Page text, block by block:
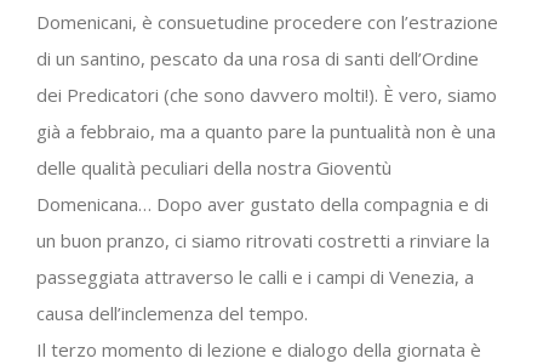
Domenicani, è consuetudine procedere con l’estrazione
di un santino, pescato da una rosa di santi dell’Ordine
dei Predicatori (che sono davvero molti!). È vero, siamo
già a febbraio, ma a quanto pare la puntualità non è una
delle qualità peculiari della nostra Gioventù
Domenicana… Dopo aver gustato della compagnia e di
un buon pranzo, ci siamo ritrovati costretti a rinviare la
passeggiata attraverso le calli e i campi di Venezia, a
causa dell’inclemenza del tempo.
Il terzo momento di lezione e dialogo della giornata è